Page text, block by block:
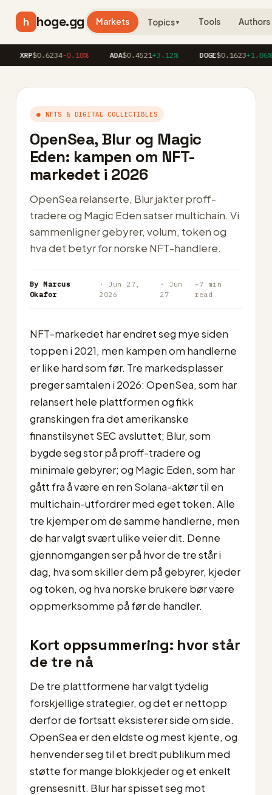
h hoge.gg Markets Topics▼ Tools Authors
$0.6234-0.18% ADA $0.4521+3.12% DOGE $0.1623+1.86%
● NFTS & DIGITAL COLLECTIBLES
OpenSea, Blur og Magic
Eden: kampen om NFT-
markedet i 2026
OpenSea relanserte, Blur jakter proff-
tradere og Magic Eden satser multichain. Vi
sammenligner gebyrer, volum, token og
hva det betyr for norske NFT-handlere.
By Marcus
Okafor
· Jun 27,
2026
· Jun
27
~7 min
read
NFT-markedet har endret seg mye siden
toppen i 2021, men kampen om handlerne
er like hard som før. Tre markedsplasser
preger samtalen i 2026: OpenSea, som har
relansert hele plattformen og fikk
granskingen fra det amerikanske
finanstilsynet SEC avsluttet; Blur, som
bygde seg stor på proff-tradere og
minimale gebyrer; og Magic Eden, som har
gått fra å være en ren Solana-aktør til en
multichain-utfordrer med eget token. Alle
tre kjemper om de samme handlerne, men
de har valgt svært ulike veier dit. Denne
gjennomgangen ser på hvor de tre står i
dag, hva som skiller dem på gebyrer, kjeder
og token, og hva norske brukere bør være
oppmerksomme på før de handler.
Kort oppsummering: hvor står
de tre nå
De tre plattformene har valgt tydelig
forskjellige strategier, og det er nettopp
derfor de fortsatt eksisterer side om side.
OpenSea er den eldste og mest kjente, og
henvender seg til et bredt publikum med
støtte for mange blokkjeder og et enkelt
grensesnitt. Blur har spisset seg mot